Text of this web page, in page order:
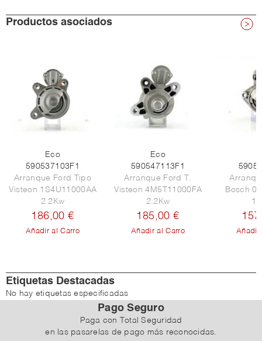
Productos asociados
Eco
590537103F1
Arranque Ford Tipo
Visteon 1S4U11000AA
2.2Kw
186,00 €
Añadir al Carro
Eco
590547113F1
Arranque Ford T.
Visteon 4M5T11000FA
2.2Kw
185,00 €
Añadir al Carro
Bosch
Añadir
Etiquetas Destacadas
No hay etiquetas especificadas
Pago Seguro
Paga con Total Seguridad
en las pasarelas de pago más reconocidas.